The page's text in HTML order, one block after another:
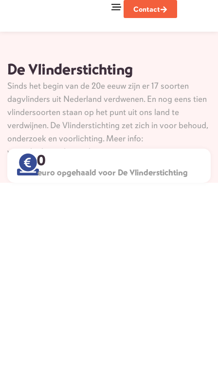
Contact
De Vlinderstichting
Sinds het begin van de 20e eeuw zijn er 17 soorten
dagvlinders uit Nederland verdwenen. En nog eens tien
vlindersoorten staan op het punt uit ons land te
verdwijnen. De Vlinderstichting zet zich in voor behoud,
onderzoek en voorlichting. Meer info:
www.vlinderstichting.nl
0
euro opgehaald voor De Vlinderstichting